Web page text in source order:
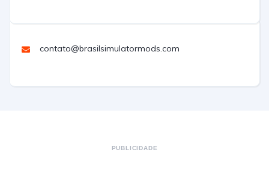
contato@brasilsimulatormods.com
PUBLICIDADE